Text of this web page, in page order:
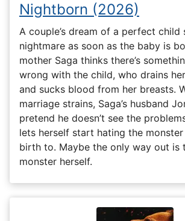
Nightborn (2026)
A couple’s dream of a perfect child
nightmare as soon as the baby is
mother Saga thinks there’s
wrong with the child, who drains
and sucks blood from her breasts.
marriage strains, Saga’s husband
pretend he doesn’t see the
lets herself start hating the
birth to. Maybe the only way out is
monster herself.